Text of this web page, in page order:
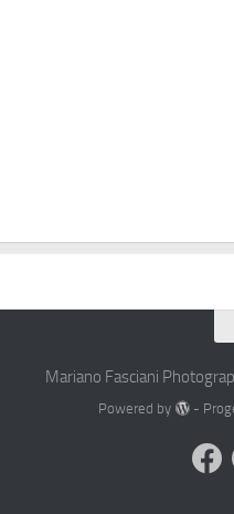
Mariano Fasciani
Powered by -